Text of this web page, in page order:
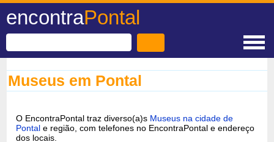
encontraPontal
Museus em Pontal
O EncontraPontal traz diverso(a)s Museus na cidade de
Pontal e região, com telefones no EncontraPontal e endereço
dos locais.